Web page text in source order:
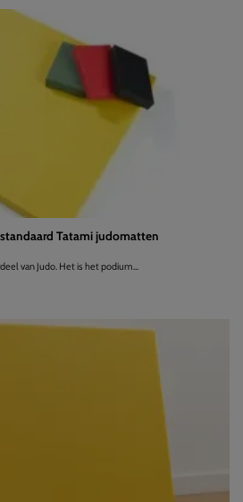
Tatami judomatten
van Judo. Het is het podium...